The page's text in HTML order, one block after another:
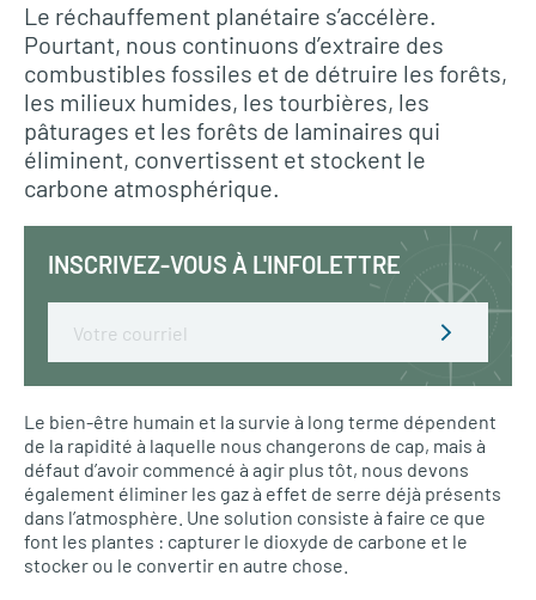
Le réchauffement planétaire s’accélère.
Pourtant, nous continuons d’extraire des
combustibles fossiles et de détruire les forêts,
les milieux humides, les tourbières, les
pâturages et les forêts de laminaires qui
éliminent, convertissent et stockent le
carbone atmosphérique.
INSCRIVEZ-VOUS À L'INFOLETTRE
Le bien-être humain et la survie à long terme dépendent
de la rapidité à laquelle nous changerons de cap, mais à
défaut d’avoir commencé à agir plus tôt, nous devons
également éliminer les gaz à effet de serre déjà présents
dans l’atmosphère. Une solution consiste à faire ce que
font les plantes : capturer le dioxyde de carbone et le
stocker ou le convertir en autre chose.